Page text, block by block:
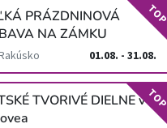
PRÁZDNINOVÁ
NA ZÁMKU
HOF
01.08. - 31.08.
TOP
TVORIVÉ DIELNE vTOP